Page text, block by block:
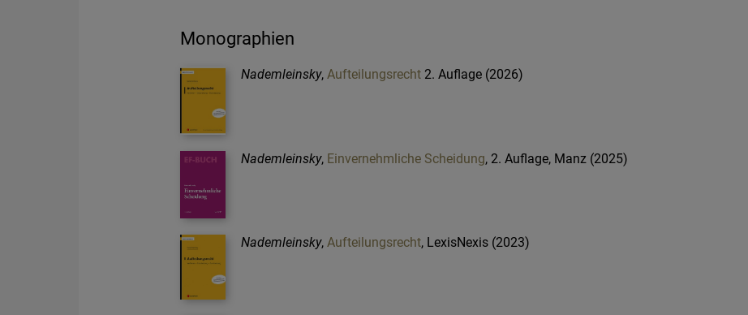
Monographien
Nademleinsky, Aufteilungsrecht 2. Auflage (2026)
Nademleinsky, Einvernehmliche Scheidung, 2. Auflage, Manz (2025)
Nademleinsky, Aufteilungsrecht, LexisNexis (2023)